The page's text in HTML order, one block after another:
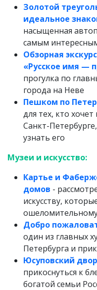
Золотой
идеальное
насыщенная
самым
Обзорная
«Русское имя —
прогулка по
города на Неве
Пешком по
для тех, кто
Санкт-
узнать его
Музеи и искусство:
Картье и
домов -
искусству,
ошеломительному
Добро
один из главных
Петербурга и
Юсуповский
прикоснуться к
богатой семьи